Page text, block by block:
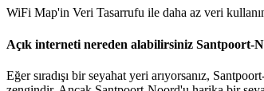
WiFi Map'in Veri Tasarrufu ile daha az veri
Açık interneti nereden alabilirsiniz Santpoort-
Eğer sıradışı bir seyahat yeri arıyorsanız,